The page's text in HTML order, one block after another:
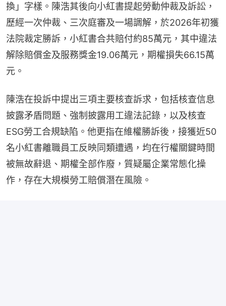
換」字樣。陳浩其後向小紅書提起勞動仲裁及訴訟，
歷經一次仲裁、三次庭審及一場調解，於2026年初獲
法院裁定勝訴，小紅書合共賠付約85萬元，其中違法
解除賠償金及服務獎金19.06萬元，期權損失66.15萬
元。
陳浩在投訴中提出三項主要核查訴求，包括核查信息
披露矛盾問題、強制披露用工違法記錄，以及核查
ESG勞工合規缺陷。他更指在維權勝訴後，接獲近50
名小紅書離職員工反映同類遭遇，均在行權關鍵時間
被無故辭退、期權全部作廢，質疑屬企業常態化操
作，存在大規模勞工賠償潛在風險。